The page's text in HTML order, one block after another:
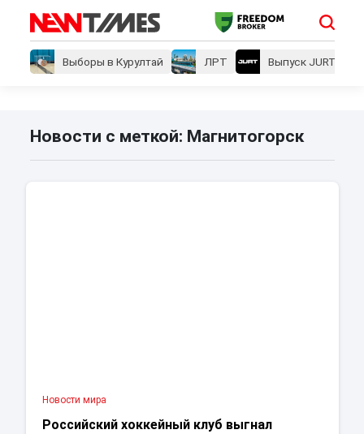
Выборы в Курултай ЛРТ Выпуск JURT
Новости с меткой: Магнитогорск
Новости мира
Российский хоккейный клуб выгнал